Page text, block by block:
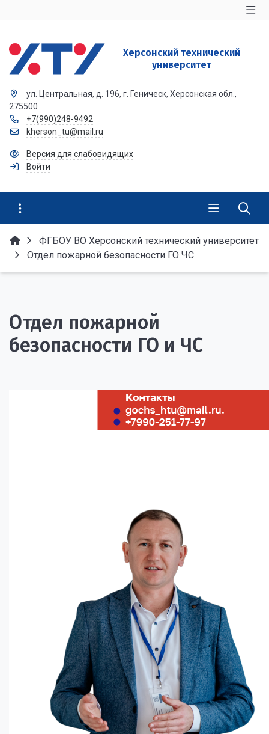
Херсонский технический
университет
ул. Центральная, д. 196, г. Геническ, Херсонская обл.,
275500
+7(990)248-9492
kherson_tu@mail.ru
Версия для слабовидящих
Войти
ФГБОУ ВО Херсонский технический университет
Отдел пожарной безопасности ГО ЧС
Отдел пожарной
безопасности ГО и ЧС